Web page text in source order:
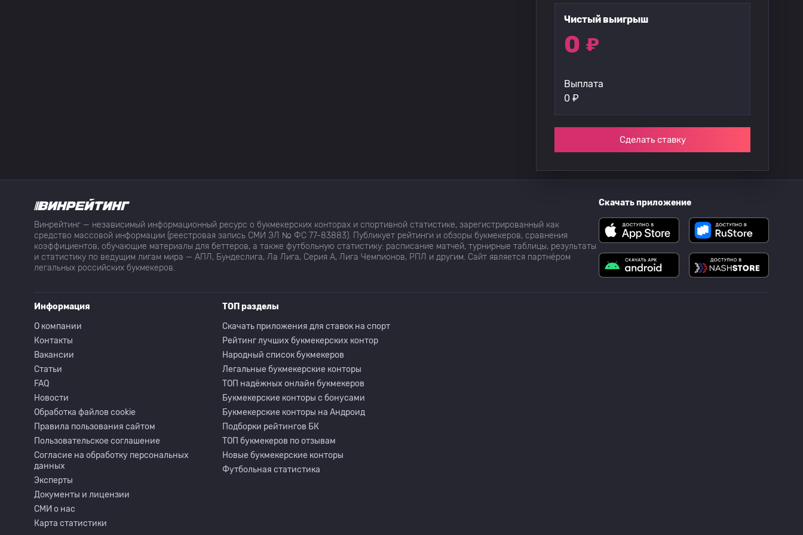
Чистый выигрыш
0 ₽
Выплата
0 ₽
Сделать ставку
Винрейтинг — независимый информационный ресурс о букмекерских конторах и спортивной статистике, зарегистрированный как
средство массовой информации (реестровая запись СМИ ЭЛ № ФС 77-83883). Публикует рейтинги и обзоры букмекеров, сравнения
коэффициентов, обучающие материалы для беттеров, а также футбольную статистику: расписание матчей, турнирные таблицы, результаты
и статистику по ведущим лигам мира — АПЛ, Бундеслига, Ла Лига, Серия А, Лига Чемпионов, РПЛ и другим. Сайт является партнёром
легальных российских букмекеров.
Скачать приложение
Информация
О компании
Контакты
Вакансии
Статьи
FAQ
Новости
Обработка файлов cookie
Правила пользования сайтом
Пользовательское соглашение
Согласие на обработку персональных
данных
Эксперты
Документы и лицензии
СМИ о нас
Карта статистики
ТОП разделы
Скачать приложения для ставок на спорт
Рейтинг лучших букмекерских контор
Народный список букмекеров
Легальные букмекерские конторы
ТОП надёжных онлайн букмекеров
Букмекерские конторы с бонусами
Букмекерские конторы на Андроид
Подборки рейтингов БК
ТОП букмекеров по отзывам
Новые букмекерские конторы
Футбольная статистика